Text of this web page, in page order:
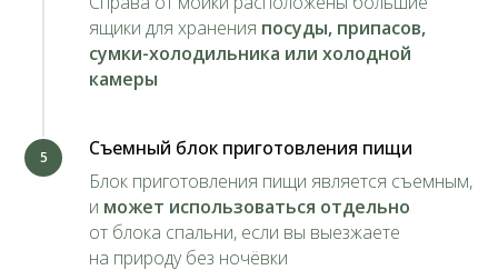
ящики для хранения посуды, припасов,
сумки-холодильника или холодной
камеры
5
Съемный блок приготовления пищи
Блок приготовления пищи является съемным,
и может использоваться отдельно
от блока спальни, если вы выезжаете
на природу без ночёвки
ПОЛУЧИТЬПЕРСОНАЛЬНОЕ
ПРЕДЛОЖЕНИЕ
Оставьте ваши данные и мы свяжемся
с вами в течение 10 минут в рабочее время
с 9:00 до 18:00